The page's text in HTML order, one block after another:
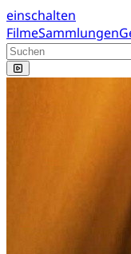
einschalten
FilmeSammlungen